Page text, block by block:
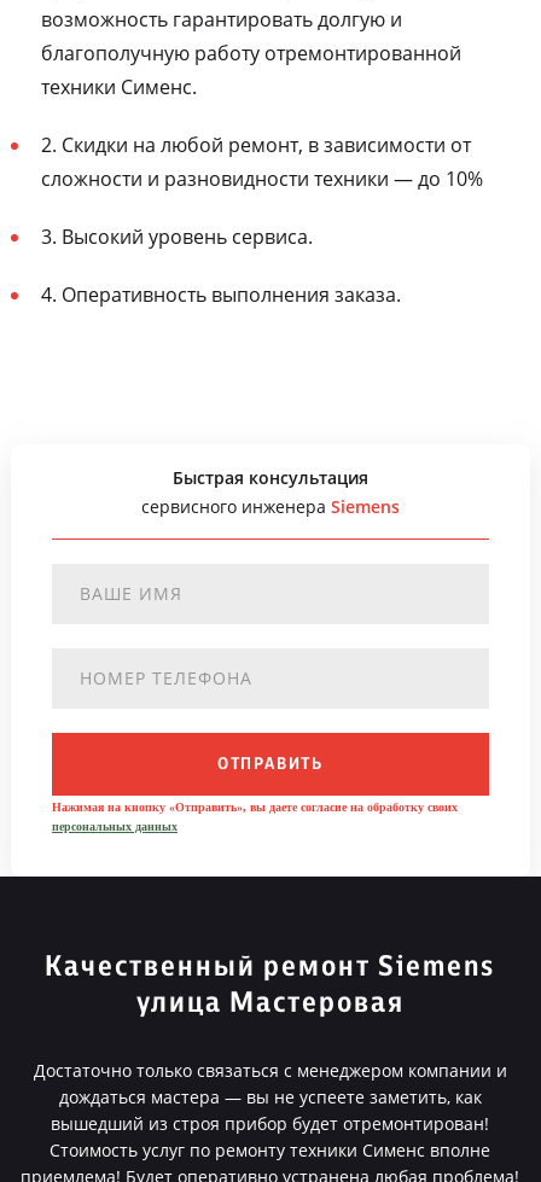
возможность гарантировать долгую и
благополучную работу отремонтированной
техники Сименс.
2. Скидки на любой ремонт, в зависимости от
сложности и разновидности техники — до 10%
3. Высокий уровень сервиса.
4. Оперативность выполнения заказа.
Быстрая консультация
сервисного инженера Siemens
ОТПРАВИТЬ
Нажимая на кнопку «Отправить», вы даете согласие на обработку своих
персональных данных
Качественный ремонт Siemens
улица Мастеровая
Достаточно только связаться с менеджером компании и
дождаться мастера — вы не успеете заметить, как
вышедший из строя прибор будет отремонтирован!
Стоимость услуг по ремонту техники Сименс вполне
приемлема! Будет оперативно устранена любая проблема!